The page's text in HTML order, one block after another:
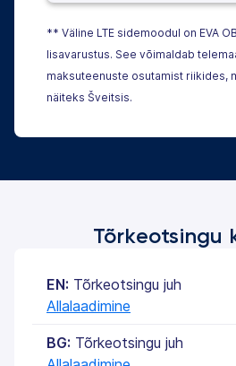
** Väline LTE sidemoodul on EVA
lisavarustus. See võimaldab
maksuteenuste osutamist riikides,
näiteks Šveitsis.
Tõrkeotsingu
EN: Tõrkeotsingu juh
Allalaadimine
BG: Tõrkeotsingu juh